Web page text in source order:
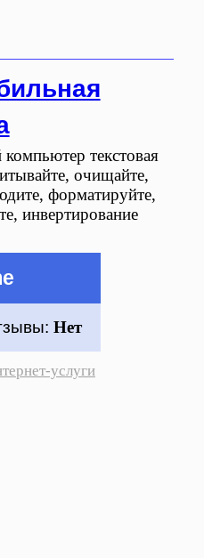
текстовая
очищайте,
форматируйте,
инвертирование
Нет
услуги